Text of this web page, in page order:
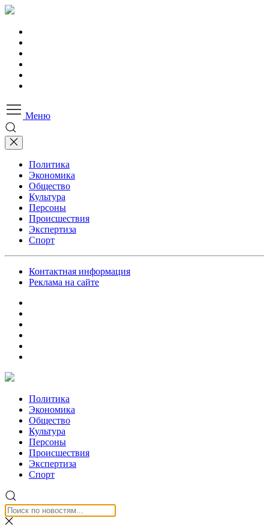
Меню
Политика
Экономика
Общество
Культура
Персоны
Происшествия
Экспертиза
Спорт
Контактная информация
Реклама на сайте
Политика
Экономика
Общество
Культура
Персоны
Происшествия
Экспертиза
Спорт